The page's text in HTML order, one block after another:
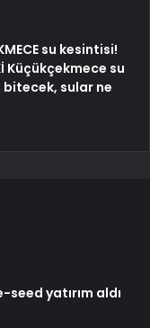
su kesintisi!
Küçükçekmece su
sular ne
yatırım aldı